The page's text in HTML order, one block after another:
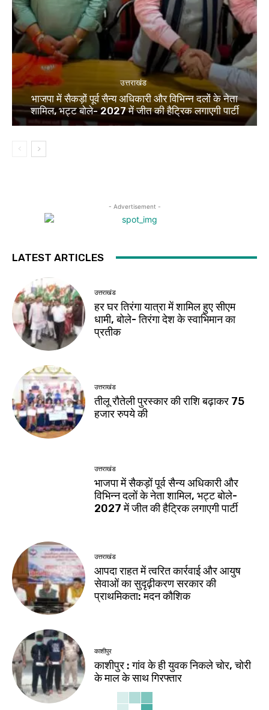
उत्तराखंड
भाजपा में सैकड़ों पूर्व सैन्य अधिकारी और विभिन्न दलों के नेता
शामिल, भट्ट बोले- 2027 में जीत की हैट्रिक लगाएगी पार्टी
- Advertisement -
LATEST ARTICLES
उत्तराखंड
हर घर तिरंगा यात्रा में शामिल हुए सीएम
धामी, बोले- तिरंगा देश के स्वाभिमान का
प्रतीक
उत्तराखंड
तीलू रौतेली पुरस्कार की राशि बढ़ाकर 75
हजार रुपये की
उत्तराखंड
भाजपा में सैकड़ों पूर्व सैन्य अधिकारी और
विभिन्न दलों के नेता शामिल, भट्ट बोले-
2027 में जीत की हैट्रिक लगाएगी पार्टी
उत्तराखंड
आपदा राहत में त्वरित कार्रवाई और आयुष
सेवाओं का सुदृढ़ीकरण सरकार की
प्राथमिकता: मदन कौशिक
काशीपुर
काशीपुर : गांव के ही युवक निकले चोर, चोरी
के माल के साथ गिरफ्तार